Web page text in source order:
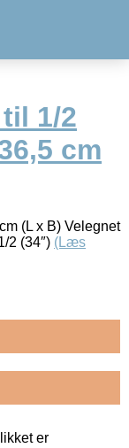
1/2
cm
(L x B) Velegnet
2 (34″) (Læs
er